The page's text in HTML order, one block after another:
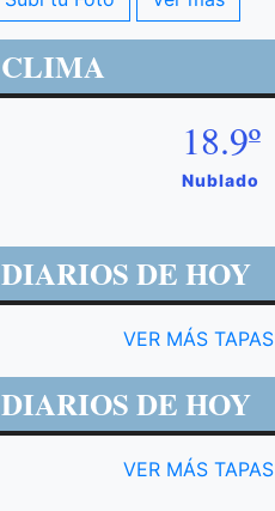
CLIMA
18.9º
Nublado
DIARIOS DE HOY
VER MÁS TAPAS
DIARIOS DE HOY
VER MÁS TAPAS